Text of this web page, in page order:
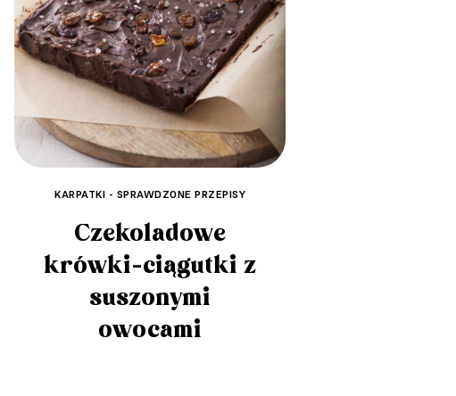
KARPATKI - SPRAWDZONE PRZEPISY
Czekoladowe
krówki-ciągutki z
suszonymi
owocami